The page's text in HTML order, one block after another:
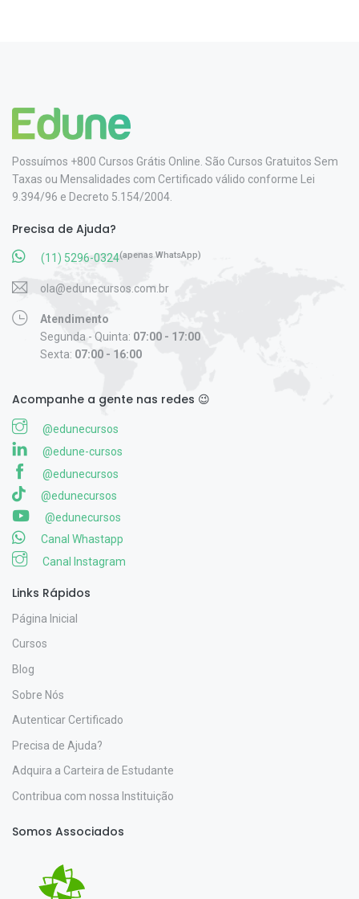
Possuímos +800 Cursos Grátis Online. São Cursos Gratuitos Sem
Taxas ou Mensalidades com Certificado válido conforme Lei
9.394/96 e Decreto 5.154/2004.
Precisa de Ajuda?
(11) 5296-0324(apenas WhatsApp)
ola@edunecursos.com.br
Atendimento
Segunda - Quinta: 07:00 - 17:00
Sexta: 07:00 - 16:00
Acompanhe a gente nas redes 😉
@edunecursos
@edune-cursos
@edunecursos
@edunecursos
@edunecursos
Canal Whastapp
Canal Instagram
Links Rápidos
Página Inicial
Cursos
Blog
Sobre Nós
Autenticar Certificado
Precisa de Ajuda?
Adquira a Carteira de Estudante
Contribua com nossa Instituição
Somos Associados